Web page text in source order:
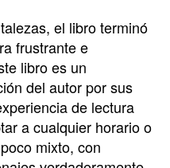
el libro terminó
frustrante e
libro es un
del autor por sus
de lectura
a cualquier horario o
mixto, con